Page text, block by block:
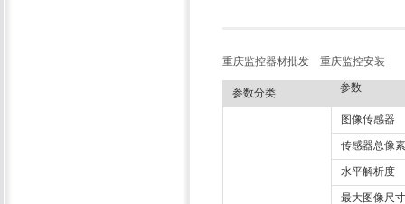
重庆监控器材批发 重庆监控安装
参数分类 参数
图像传感器
传感器总像素
水平解析度
最大图像尺寸